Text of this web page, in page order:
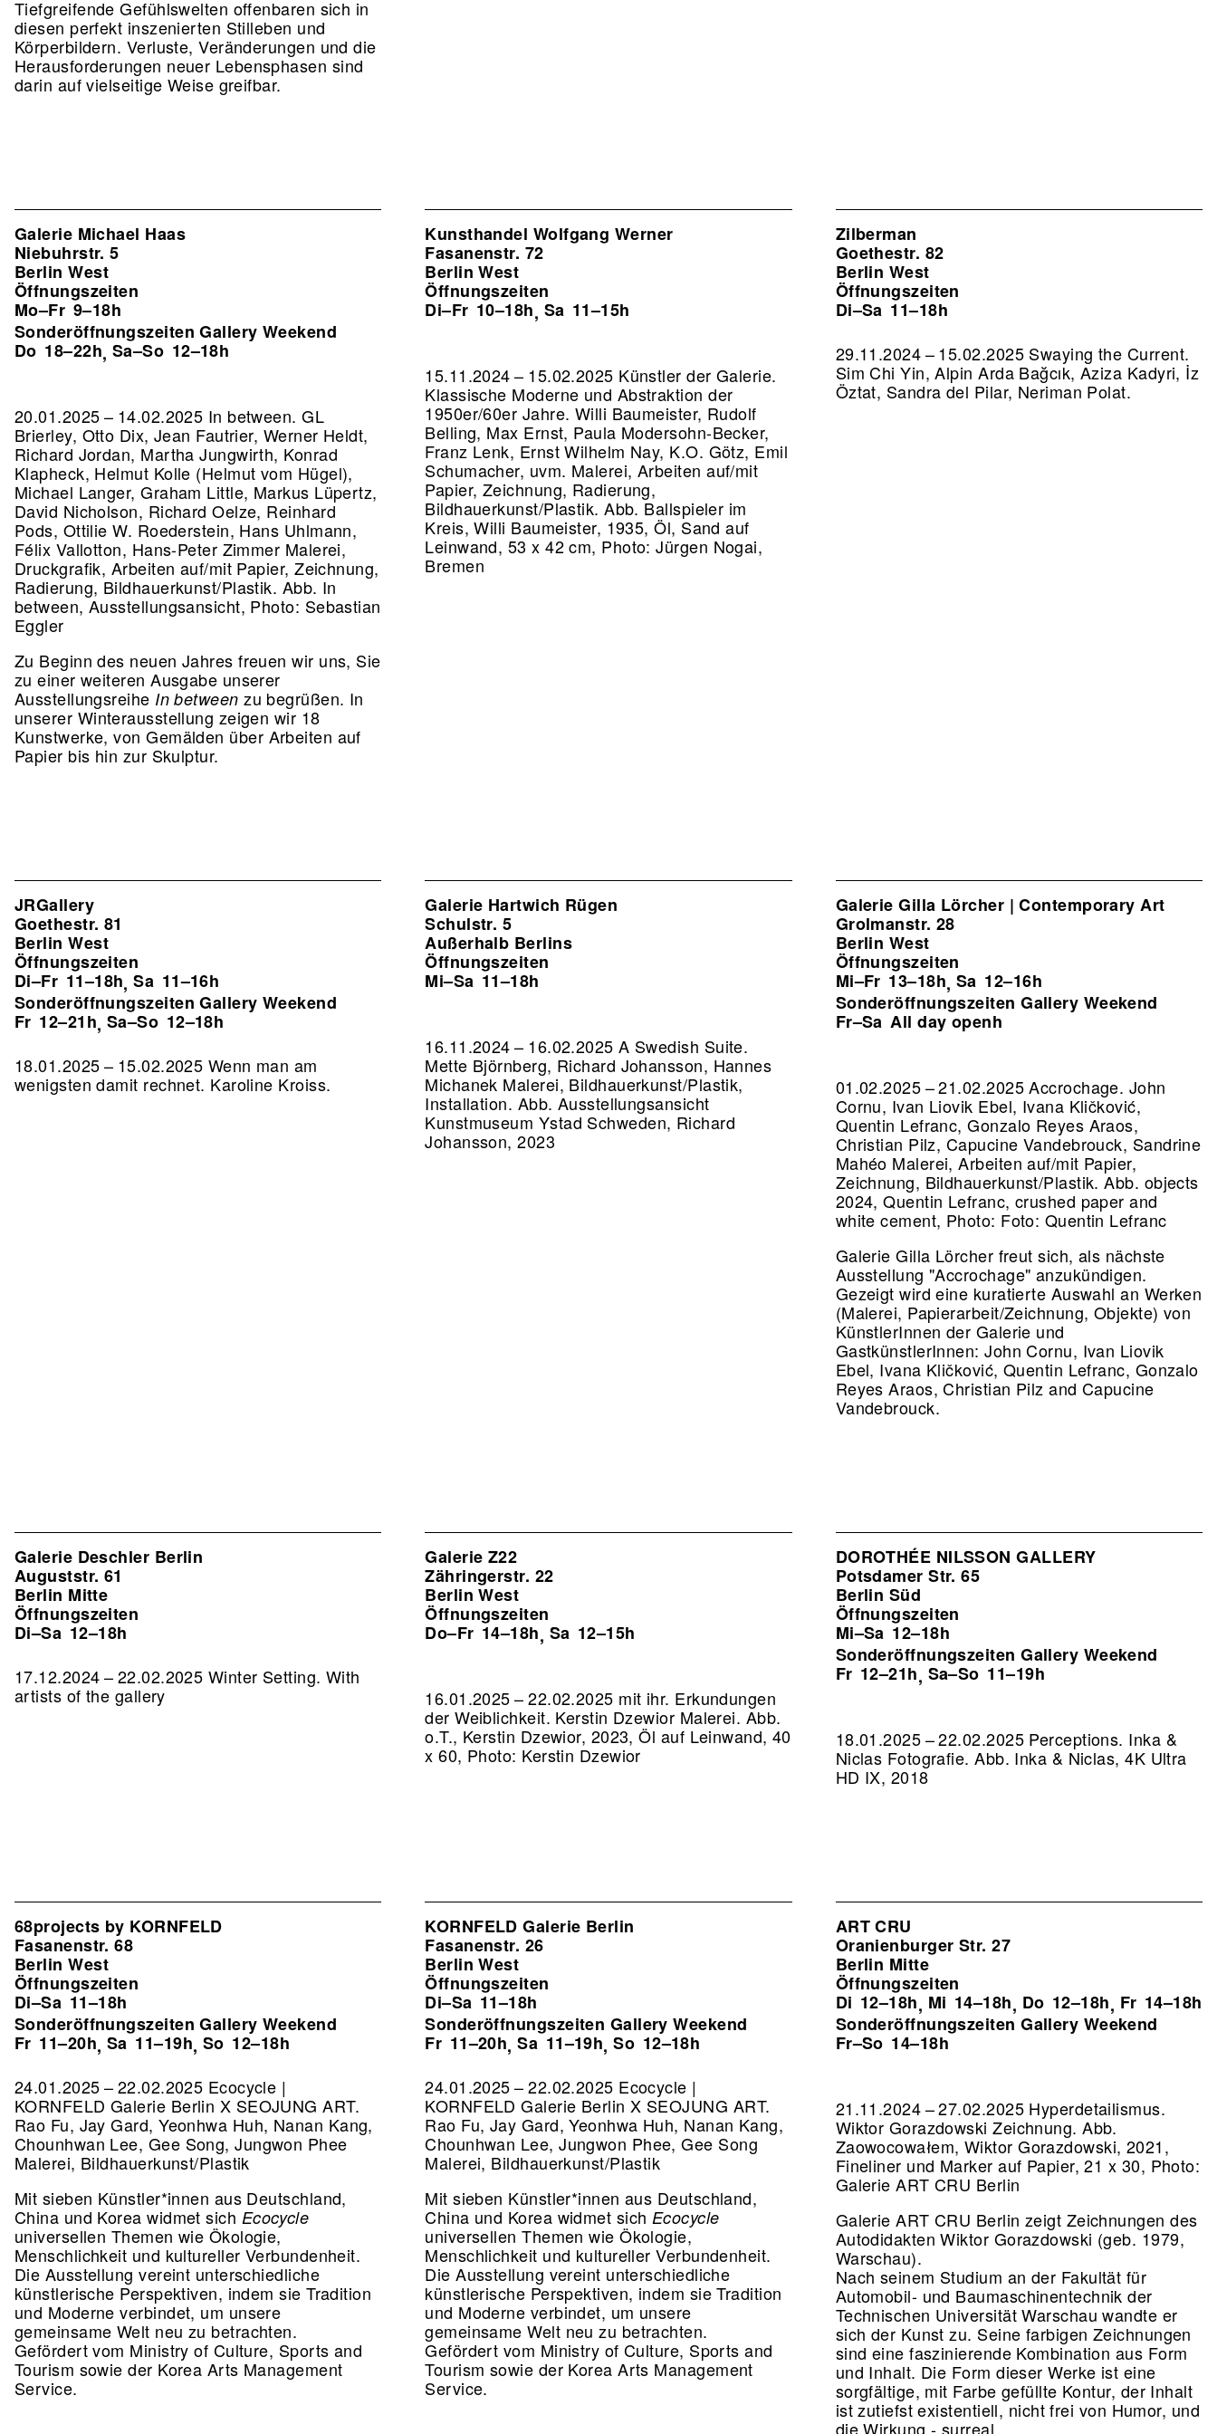
Tiefgreifende Gefühlswelten offenbaren sich in
diesen perfekt inszenierten Stilleben und
Körperbildern. Verluste, Veränderungen und die
Herausforderungen neuer Lebensphasen sind
darin auf vielseitige Weise greifbar.
Galerie Michael Haas
Niebuhrstr. 5
Berlin West
Öffnungszeiten
Mo–Fr 9–18h
Sonderöffnungszeiten Gallery Weekend
Do 18–22h, Sa–So 12–18h
20.01.2025 – 14.02.2025 In between. GL
Brierley, Otto Dix, Jean Fautrier, Werner Heldt,
Richard Jordan, Martha Jungwirth, Konrad
Klapheck, Helmut Kolle (Helmut vom Hügel),
Michael Langer, Graham Little, Markus Lüpertz,
David Nicholson, Richard Oelze, Reinhard
Pods, Ottilie W. Roederstein, Hans Uhlmann,
Félix Vallotton, Hans-Peter Zimmer Malerei,
Druckgrafik, Arbeiten auf/mit Papier, Zeichnung,
Radierung, Bildhauerkunst/Plastik. Abb. In
between, Ausstellungsansicht, Photo: Sebastian
Eggler
Zu Beginn des neuen Jahres freuen wir uns, Sie
zu einer weiteren Ausgabe unserer
Ausstellungsreihe In between zu begrüßen. In
unserer Winterausstellung zeigen wir 18
Kunstwerke, von Gemälden über Arbeiten auf
Papier bis hin zur Skulptur.
Kunsthandel Wolfgang Werner
Fasanenstr. 72
Berlin West
Öffnungszeiten
Di–Fr 10–18h, Sa 11–15h
15.11.2024 – 15.02.2025 Künstler der Galerie.
Klassische Moderne und Abstraktion der
1950er/60er Jahre. Willi Baumeister, Rudolf
Belling, Max Ernst, Paula Modersohn-Becker,
Franz Lenk, Ernst Wilhelm Nay, K.O. Götz, Emil
Schumacher, uvm. Malerei, Arbeiten auf/mit
Papier, Zeichnung, Radierung,
Bildhauerkunst/Plastik.Abb. Ballspieler im
Kreis, Willi Baumeister, 1935, Öl, Sand auf
Leinwand, 53 x 42 cm, Photo: Jürgen Nogai,
Bremen
Zilberman
Goethestr. 82
Berlin West
Öffnungszeiten
Di–Sa 11–18h
29.11.2024 – 15.02.2025 Swaying the Current.
Sim Chi Yin, Alpin Arda Bağcık, Aziza Kadyri, İz
Öztat, Sandra del Pilar, Neriman Polat.
JRGallery
Goethestr. 81
Berlin West
Öffnungszeiten
Di–Fr 11–18h,Sa 11–16h
Sonderöffnungszeiten Gallery Weekend
Fr 12–21h, Sa–So 12–18h
18.01.2025 – 15.02.2025 Wenn man am
wenigsten damit rechnet. Karoline Kroiss.
Galerie Hartwich Rügen
Schulstr. 5
Außerhalb Berlins
Öffnungszeiten
Mi–Sa 11–18h
16.11.2024 – 16.02.2025 A Swedish Suite.
Mette Björnberg, Richard Johansson, Hannes
Michanek Malerei, Bildhauerkunst/Plastik,
Installation. Abb. Ausstellungsansicht
Kunstmuseum Ystad Schweden, Richard
Johansson, 2023
Galerie Gilla Lörcher | Contemporary Art
Grolmanstr. 28
Berlin West
Öffnungszeiten
Mi–Fr 13–18h, Sa 12–16h
Sonderöffnungszeiten Gallery Weekend
Fr–Sa All day openh
01.02.2025 – 21.02.2025 Accrochage. John
Cornu, Ivan Liovik Ebel, Ivana Kličković,
Quentin Lefranc, Gonzalo Reyes Araos,
Christian Pilz, Capucine Vandebrouck, Sandrine
Mahéo Malerei, Arbeiten auf/mit Papier,
Zeichnung, Bildhauerkunst/Plastik.Abb. objects
2024, Quentin Lefranc, crushed paper and
white cement, Photo: Foto: Quentin Lefranc
Galerie Gilla Lörcher freut sich, als nächste
Ausstellung "Accrochage" anzukündigen.
Gezeigt wird eine kuratierte Auswahl an Werken
(Malerei, Papierarbeit/Zeichnung, Objekte) von
KünstlerInnen der Galerie und
GastkünstlerInnen: John Cornu, Ivan Liovik
Ebel, Ivana Kličković, Quentin Lefranc, Gonzalo
Reyes Araos, Christian Pilz and Capucine
Vandebrouck.
Galerie Deschler Berlin
Auguststr. 61
Berlin Mitte
Öffnungszeiten
Di–Sa 12–18h
17.12.2024 – 22.02.2025 Winter Setting. With
artists of the gallery
Galerie Z22
Zähringerstr. 22
Berlin West
Öffnungszeiten
Do–Fr 14–18h, Sa 12–15h
16.01.2025 – 22.02.2025 mit ihr. Erkundungen
der Weiblichkeit. Kerstin Dzewior Malerei. Abb.
o.T., Kerstin Dzewior, 2023, Öl auf Leinwand, 40
x 60, Photo: Kerstin Dzewior
DOROTHÉE NILSSON GALLERY
Potsdamer Str. 65
Berlin Süd
Öffnungszeiten
Mi–Sa 12–18h
Sonderöffnungszeiten Gallery Weekend
Fr 12–21h, Sa–So 11–19h
18.01.2025 – 22.02.2025 Perceptions. Inka &
Niclas Fotografie.Abb. Inka & Niclas, 4K Ultra
HD IX, 2018
68projects by KORNFELD
Fasanenstr. 68
Berlin West
Öffnungszeiten
Di–Sa 11–18h
Sonderöffnungszeiten Gallery Weekend
Fr 11–20h, Sa 11–19h, So 12–18h
24.01.2025 – 22.02.2025 Ecocycle |
KORNFELD Galerie Berlin X SEOJUNG ART.
Rao Fu, Jay Gard, Yeonhwa Huh, Nanan Kang,
Chounhwan Lee, Gee Song, Jungwon Phee
Malerei, Bildhauerkunst/Plastik
Mit sieben Künstler*innen aus Deutschland,
China und Korea widmet sich Ecocycle
universellen Themen wie Ökologie,
Menschlichkeit und kultureller Verbundenheit.
Die Ausstellung vereint unterschiedliche
künstlerische Perspektiven, indem sie Tradition
und Moderne verbindet, um unsere
gemeinsame Welt neu zu betrachten.
Gefördert vom Ministry of Culture, Sports and
Tourism sowie der Korea Arts Management
Service.
KORNFELD Galerie Berlin
Fasanenstr. 26
Berlin West
Öffnungszeiten
Di–Sa 11–18h
Sonderöffnungszeiten Gallery Weekend
Fr 11–20h,Sa 11–19h,So 12–18h
24.01.2025 – 22.02.2025 Ecocycle |
KORNFELD Galerie Berlin X SEOJUNG ART.
Rao Fu, Jay Gard, Yeonhwa Huh, Nanan Kang,
Chounhwan Lee, Jungwon Phee, Gee Song
Malerei, Bildhauerkunst/Plastik
Mit sieben Künstler*innen aus Deutschland,
China und Korea widmet sich Ecocycle
universellen Themen wie Ökologie,
Menschlichkeit und kultureller Verbundenheit.
Die Ausstellung vereint unterschiedliche
künstlerische Perspektiven, indem sie Tradition
und Moderne verbindet, um unsere
gemeinsame Welt neu zu betrachten.
Gefördert vom Ministry of Culture, Sports and
Tourism sowie der Korea Arts Management
Service.
ART CRU
Oranienburger Str. 27
Berlin Mitte
Öffnungszeiten
Di 12–18h, Mi 14–18h, Do 12–18h, Fr 14–18h
Sonderöffnungszeiten Gallery Weekend
Fr–So 14–18h
21.11.2024 – 27.02.2025 Hyperdetailismus.
Wiktor Gorazdowski Zeichnung.Abb.
Zaowocowałem, Wiktor Gorazdowski, 2021,
Fineliner und Marker auf Papier, 21 x 30, Photo:
Galerie ART CRU Berlin
Galerie ART CRU Berlin zeigt Zeichnungen des
Autodidakten Wiktor Gorazdowski (geb. 1979,
Warschau).
Nach seinem Studium an der Fakultät für
Automobil- und Baumaschinentechnik der
Technischen Universität Warschau wandte er
sich der Kunst zu. Seine farbigen Zeichnungen
sind eine faszinierende Kombination aus Form
und Inhalt. Die Form dieser Werke ist eine
sorgfältige, mit Farbe gefüllte Kontur, der Inhalt
ist zutiefst existentiell, nicht frei von Humor, und
die Wirkung - surreal.